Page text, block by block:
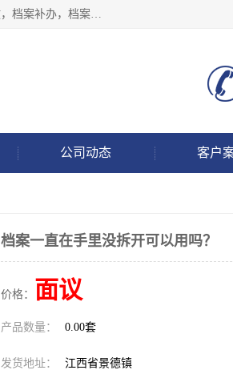
长沙毕业帮人力资源咨询有限责任公司是一家拥有8年多经验的人事服务代理机构。主要的服务有：档案存放，档案补办，档案激活，档案查询，档案查找，档案托管，档案调取，档案异地代办，档案异常处理 等；提供毕业档案处理、人事档案服务、商务代理代办、个人档案等服务，同时办事过程全程与客户沟通，确保真实、安全、可靠！
公司动态 客户
档案一直在手里没拆开可以用吗？
价格： 面议
产品数量： 0.00套
发货地址： 江西省景德镇